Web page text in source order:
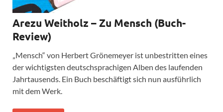
Arezu Weitholz – Zu Mensch (Buch-
Review)
„Mensch“ von Herbert Grönemeyer ist unbestritten eines
der wichtigsten deutschsprachigen Alben des laufenden
Jahrtausends. Ein Buch beschäftigt sich nun ausführlich
mit dem Werk.